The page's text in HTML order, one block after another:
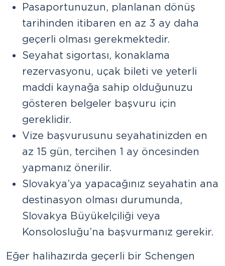
Pasaportunuzun, planlanan dönüş
tarihinden itibaren en az 3 ay daha
geçerli olması gerekmektedir.
Seyahat sigortası, konaklama
rezervasyonu, uçak bileti ve yeterli
maddi kaynağa sahip olduğunuzu
gösteren belgeler başvuru için
gereklidir.
Vize başvurusunu seyahatinizden en
az 15 gün, tercihen 1 ay öncesinden
yapmanız önerilir.
Slovakya’ya yapacağınız seyahatin ana
destinasyon olması durumunda,
Slovakya Büyükelçiliği veya
Konsolosluğu’na başvurmanız gerekir.
Eğer halihazırda geçerli bir Schengen